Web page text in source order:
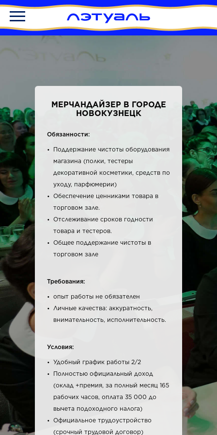
МЕРЧАНДАЙЗЕР В ГОРОДЕ
НОВОКУЗНЕЦК
Обязанности:
Поддержание чистоты оборудования
магазина (полки, тестеры
декоративной косметики, средств по
уходу, парфюмерии)
Обеспечение ценниками товара в
торговом зале.
Отслеживание сроков годности
товара и тестеров.
Общее поддержание чистоты в
торговом зале
Требования:
опыт работы не обязателен
Личные качества: аккуратность,
внимательность, исполнительность.
Условия:
Удобный график работы 2/2
Полностью официальный доход
(оклад +премия, за полный месяц 165
рабочих часов, оплата 35 000 до
вычета подоходного налога)
Официальное трудоустройство
(срочный трудовой договор)